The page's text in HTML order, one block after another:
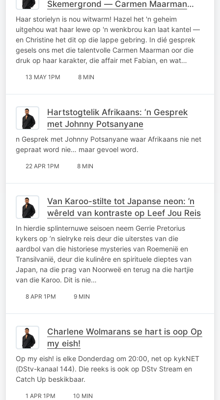
Skemergrond — Carmen Maarman
vertel alles
Haar storielyn is nou witwarm! Hazel het 'n geheim
uitgehou wat haar lewe op 'n wenkbrou kan laat kantel —
en Christine het dit op die lappe gebring. In dié gesprek
gesels ons met die talentvolle Carmen Maarman oor die
druk op haar karakter, die affair met Fabian, en wat…
13 MAY 1PM 8 MIN
Hartstogtelik Afrikaans: ‘n Gesprek
met Johnny Potsanyane
n Gesprek met Johnny Potsanyane waar Afrikaans nie net
gepraat word nie… maar gevoel word.
22 APR 1PM 8 MIN
Van Karoo-stilte tot Japanse neon: ’n
wêreld van kontraste op Leef Jou Reis
In hierdie splinternuwe seisoen neem Gerrie Pretorius
kykers op ’n sielryke reis deur die uiterstes van die
aardbol van die historiese mysteries van Roemenië en
Transilvanië, deur die kulinêre en spirituele dieptes van
Japan, na die prag van Noorweë en terug na die hartjie
van die Karoo. Dit is nie…
8 APR 1PM 9 MIN
Charlene Wolmarans se hart is oop Op
my eish!
Op my eish! is elke Donderdag om 20:00, net op kykNET
(DStv-kanaal 144). Die reeks is ook op DStv Stream en
Catch Up beskikbaar.
1 APR 1PM 10 MIN